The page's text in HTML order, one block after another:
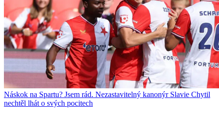
Náskok na Spartu? Jsem rád. Nezastavitelný kanonýr Slavie Chytil
nechtěl lhát o svých pocitech